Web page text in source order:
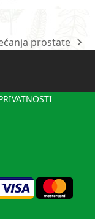
prostate